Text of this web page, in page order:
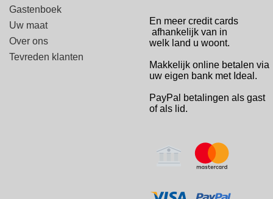
Gastenboek
Uw maat
Over ons
Tevreden klanten
En meer credit cards
afhankelijk van in
welk land u woont.
Makkelijk online betalen via
uw eigen bank met Ideal.
PayPal betalingen als gast
of als lid.